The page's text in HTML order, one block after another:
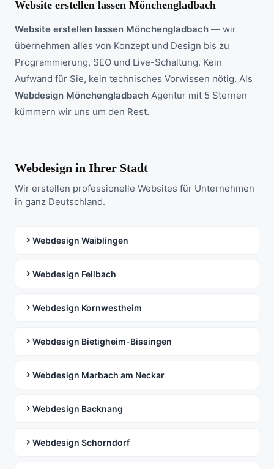
Website erstellen lassen Mönchengladbach
Website erstellen lassen Mönchengladbach — wir
übernehmen alles von Konzept und Design bis zu
Programmierung, SEO und Live-Schaltung. Kein
Aufwand für Sie, kein technisches Vorwissen nötig. Als
Webdesign Mönchengladbach Agentur mit 5 Sternen
kümmern wir uns um den Rest.
Webdesign in Ihrer Stadt
Wir erstellen professionelle Websites für Unternehmen
in ganz Deutschland.
Webdesign Waiblingen
Webdesign Fellbach
Webdesign Kornwestheim
Webdesign Bietigheim-Bissingen
Webdesign Marbach am Neckar
Webdesign Backnang
Webdesign Schorndorf